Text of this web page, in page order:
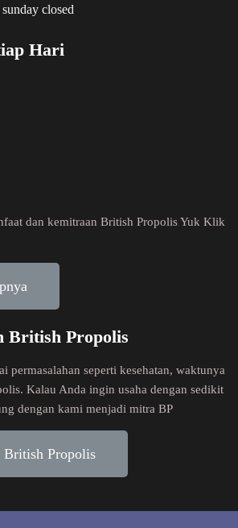
closed
Hari
dan kemitraan British Propolis Yuk Klik
British Propolis
permasalahan seperti kesehatan, waktunya
Kalau Anda ingin usaha dengan sedikit
dengan kami menjadi mitra BP
Propolis